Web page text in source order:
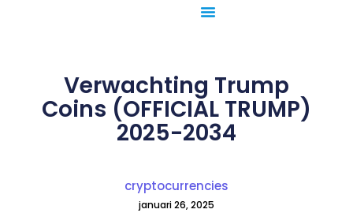
Verwachting Trump
Coins (OFFICIAL TRUMP)
2025-2034
cryptocurrencies
januari 26, 2025